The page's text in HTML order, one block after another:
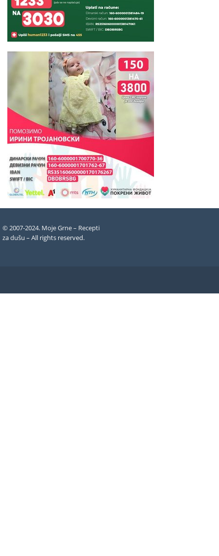
© 2007-2024. Moje Grne – Recepti
za dušu – All rights reserved.